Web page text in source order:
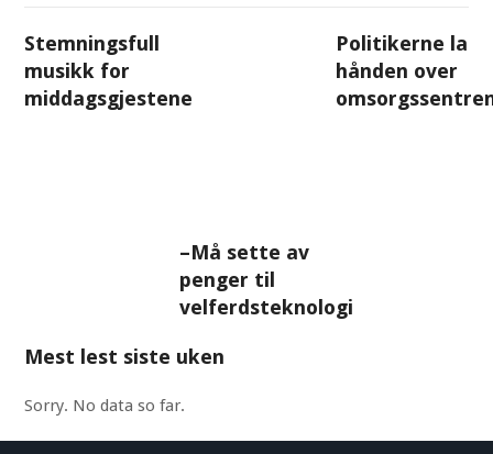
Stemningsfull
musikk for
middagsgjestene
–Må sette av
penger til
velferdsteknologi
Politikerne la
hånden over
Mest lest siste uken
Sorry. No data so far.